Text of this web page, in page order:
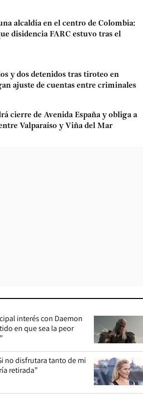
alcaldía en el centro de Colombia:
disidencia FARC estuvo tras el
y dos detenidos tras tiroteo en
ajuste de cuentas entre criminales
cierre de Avenida España y obliga a
Valparaíso y Viña del Mar
interés con Daemon
en que sea la peor
no disfrutara tanto de mi
retirada”